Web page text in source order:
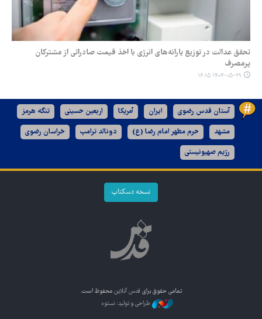
تحقق عدالت در توزیع یارانه‌های انرژی با اخذ قیمت صادراتی از مشترکان
پرمصرف
۱۴۰۴-۰۵-۲۹ ۱۶:۱۵
آستان قدس رضوی ایران آمریکا اربعین حسینی تنگه هرمز
مشهد حرم مطهر امام رضا (ع) دونالد ترامپ خراسان رضوی
رژیم صهیونیستی
نسخه دسکتاپ
تمامی حقوق برای قدس آنلاین محفوظ است.
طراحی و تولید: نستوه